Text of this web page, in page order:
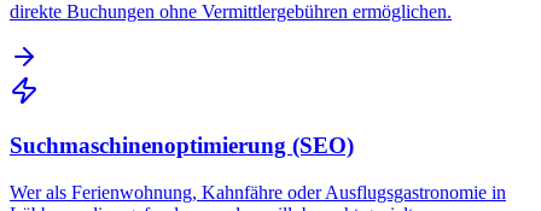
direkte Buchungen ohne Vermittlergebühren ermöglichen.
Suchmaschinenoptimierung (SEO)
Wer als Ferienwohnung, Kahnfähre oder Ausflugsgastronomie in